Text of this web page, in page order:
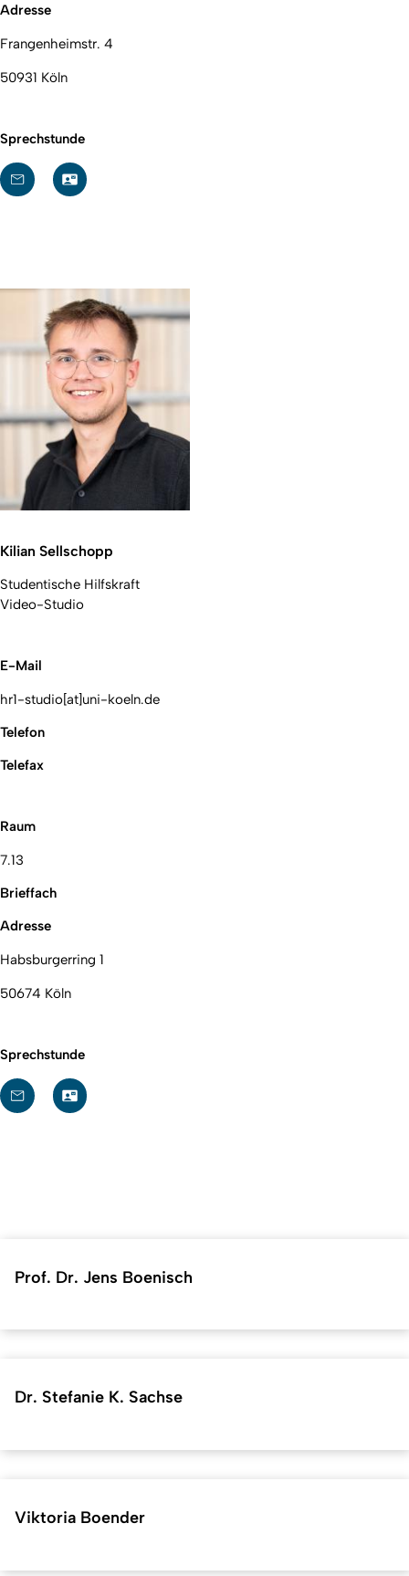
Adresse
Frangenheimstr. 4
50931 Köln
Sprechstunde
Kilian Sellschopp
Studentische Hilfskraft
Video-Studio
E-Mail
hr1-studio[at]uni-koeln.de
Telefon
Telefax
Raum
7.13
Brieffach
Adresse
Habsburgerring 1
50674 Köln
Sprechstunde
Prof. Dr. Jens Boenisch
Dr. Stefanie K. Sachse
Viktoria Boender